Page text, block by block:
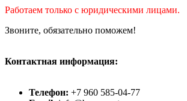
Работаем только с юридическими лицами.
Звоните, обязательно поможем!
Контактная информация:
Телефон: +7 960 585-04-77